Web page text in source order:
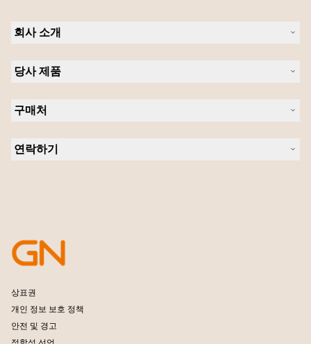
회사 소개
채용
새 소식 및 보도자료
블로그 읽기
사례 연구
당사 제품
스피커폰
개인용 카메라
소프트웨어
구매처
연락하기
개발자 프로그램
파트너 프로그램
엔터프라이즈 제품 단종 정책
상표권
개인 정보 보호 정책
안전 및 경고